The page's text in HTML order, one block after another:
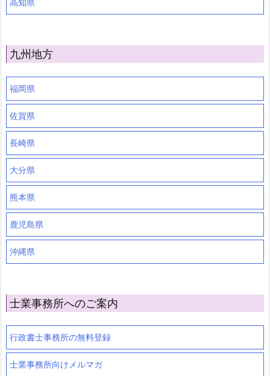
高知県
九州地方
福岡県
佐賀県
長崎県
大分県
熊本県
鹿児島県
沖縄県
士業事務所へのご案内
行政書士事務所の無料登録
士業事務所向けメルマガ